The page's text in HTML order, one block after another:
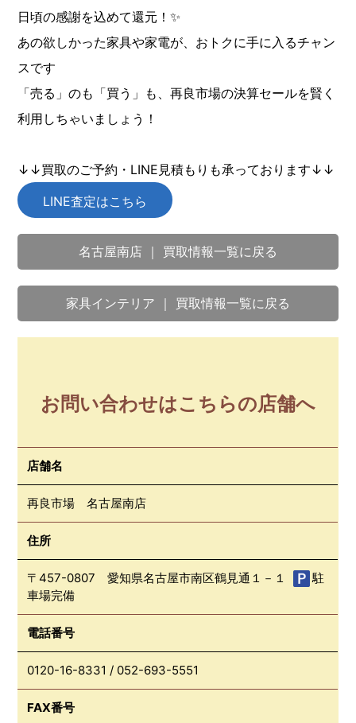
日頃の感謝を込めて還元！✨
あの欲しかった家具や家電が、おトクに手に入るチャン
スです
「売る」のも「買う」も、再良市場の決算セールを賢く
利用しちゃいましょう！
↓↓買取のご予約・LINE見積もりも承っております↓↓
LINE査定はこちら
名古屋南店 ｜ 買取情報一覧に戻る
家具インテリア ｜ 買取情報一覧に戻る
お問い合わせはこちらの店舗へ
店舗名
再良市場 名古屋南店
住所
〒457-0807 愛知県名古屋市南区鶴見通１－１
駐
車場完備
電話番号
0120-16-8331 / 052-693-5551
FAX番号